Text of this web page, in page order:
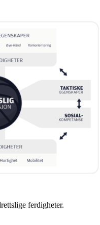
ferdigheter.